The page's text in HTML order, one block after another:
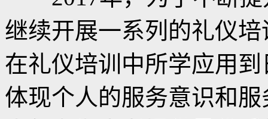
继续开展一系列的礼仪
在礼仪培训中所学应用
体现个人的服务意识和